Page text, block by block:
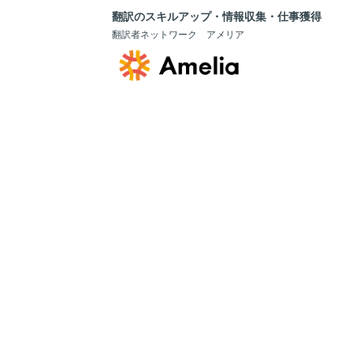
翻訳のスキルアップ・情報収集・仕事獲得
翻訳者ネットワーク アメリア